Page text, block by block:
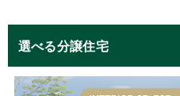
選べる分譲住宅